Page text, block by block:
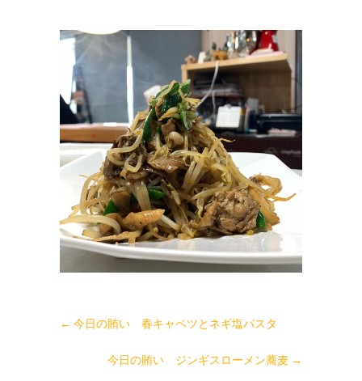
← 今日の賄い 春キャベツとネギ塩パスタ
今日の賄い ジンギスローメン蕎麦 →